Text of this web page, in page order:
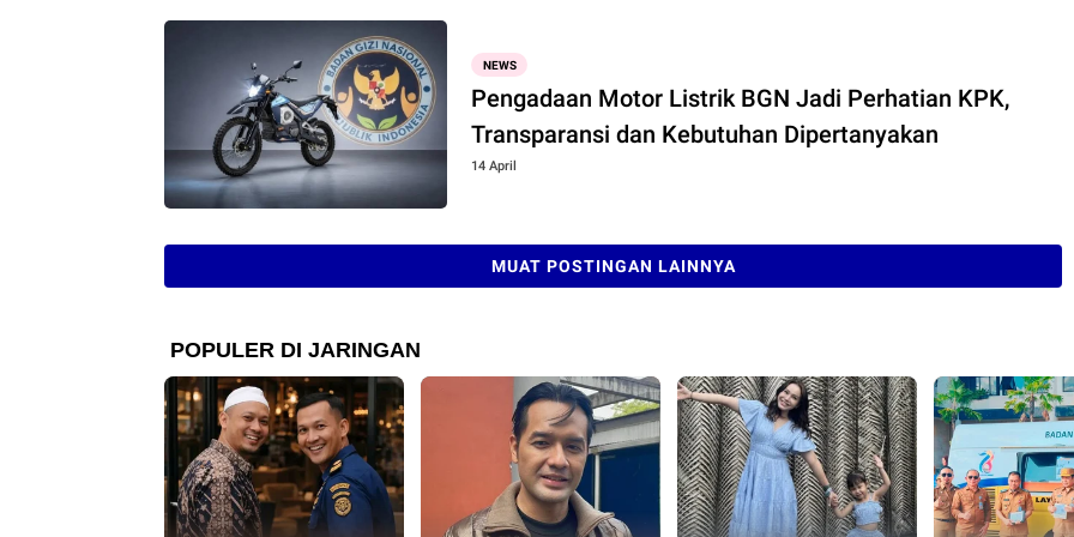
NEWS
Pengadaan Motor Listrik BGN Jadi Perhatian KPK,
Transparansi dan Kebutuhan Dipertanyakan
14 April
MUAT POSTINGAN LAINNYA